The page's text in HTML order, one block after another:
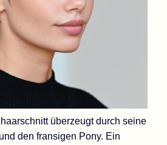
überzeugt durch seine
den fransigen Pony. Ein